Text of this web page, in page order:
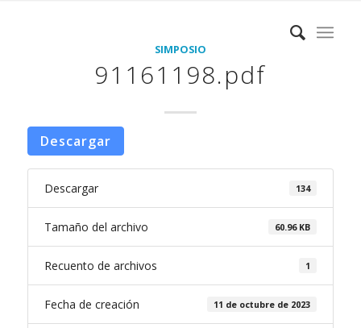
SIMPOSIO
91161198.pdf
Descargar
Descargar 134
Tamaño del archivo 60.96 KB
Recuento de archivos 1
Fecha de creación 11 de octubre de 2023